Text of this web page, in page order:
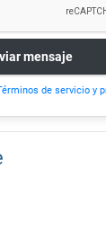
mensaje
de servicio y